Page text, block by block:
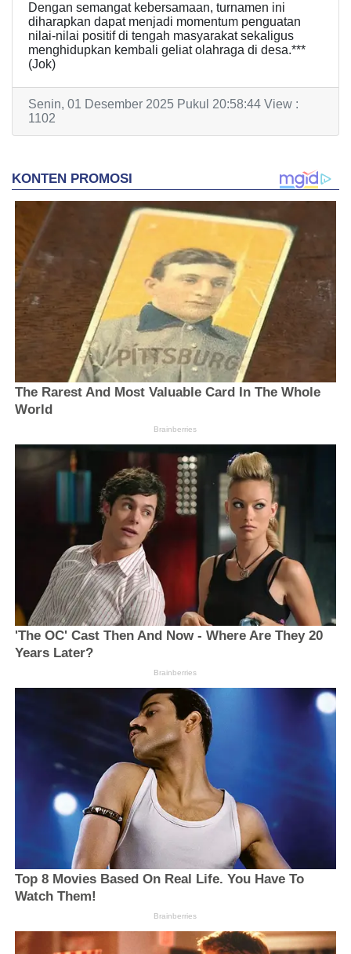
Dengan semangat kebersamaan, turnamen ini
diharapkan dapat menjadi momentum penguatan
nilai-nilai positif di tengah masyarakat sekaligus
menghidupkan kembali geliat olahraga di desa.***
(Jok)
Senin, 01 Desember 2025 Pukul 20:58:44 View :
1102